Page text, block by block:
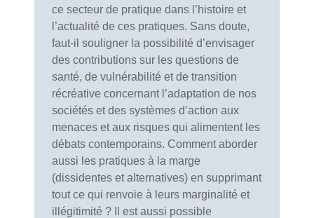
ce secteur de pratique dans l’histoire et
l’actualité de ces pratiques. Sans doute,
faut-il souligner la possibilité d’envisager
des contributions sur les questions de
santé, de vulnérabilité et de transition
récréative concernant l’adaptation de nos
sociétés et des systèmes d’action aux
menaces et aux risques qui alimentent les
débats contemporains. Comment aborder
aussi les pratiques à la marge
(dissidentes et alternatives) en supprimant
tout ce qui renvoie à leurs marginalité et
illégitimité ? Il est aussi possible